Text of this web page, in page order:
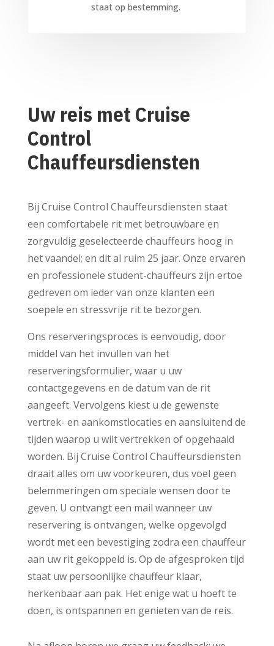
staat op bestemming.
Uw reis met Cruise
Control
Chauffeursdiensten
Bij Cruise Control Chauffeursdiensten staat
een comfortabele rit met betrouwbare en
zorgvuldig geselecteerde chauffeurs hoog in
het vaandel; en dit al ruim 25 jaar. Onze ervaren
en professionele student-chauffeurs zijn ertoe
gedreven om ieder van onze klanten een
soepele en stressvrije rit te bezorgen.
Ons reserveringsproces is eenvoudig, door
middel van het invullen van het
reserveringsformulier, waar u uw
contactgegevens en de datum van de rit
aangeeft. Vervolgens kiest u de gewenste
vertrek- en aankomstlocaties en aansluitend de
tijden waarop u wilt vertrekken of opgehaald
worden. Bij Cruise Control Chauffeursdiensten
draait alles om uw voorkeuren, dus voel geen
belemmeringen om speciale wensen door te
geven. U ontvangt een mail wanneer uw
reservering is ontvangen, welke opgevolgd
wordt met een bevestiging zodra een chauffeur
aan uw rit gekoppeld is. Op de afgesproken tijd
staat uw persoonlijke chauffeur klaar,
herkenbaar aan pak. Het enige wat u hoeft te
doen, is ontspannen en genieten van de reis.